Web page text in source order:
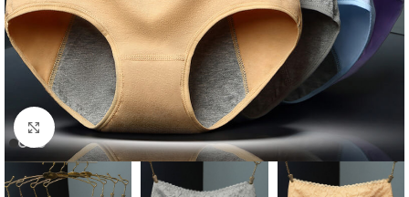
Click to enlarge